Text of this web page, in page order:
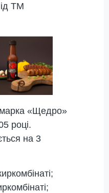
ТМ
«Щедро»
році.
на 3